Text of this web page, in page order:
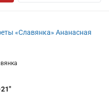
«Славянка» Ананасная